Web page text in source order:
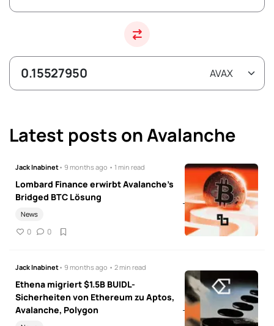
Latest posts on Avalanche
Jack Inabinet• 9 months ago • 1 min read
Lombard Finance erwirbt Avalanche's
Bridged BTC Lösung
News
0 0
Jack Inabinet• 9 months ago • 2 min read
Ethena migriert $1.5B BUIDL-
Sicherheiten von Ethereum zu Aptos,
Avalanche, Polygon